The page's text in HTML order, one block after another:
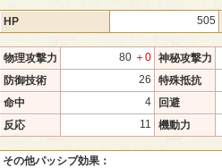
HP 505
物理攻撃力 80 ＋0 神秘攻撃力
防御技術
26 特殊抵抗
命中
4 回避
反応
11 機動力
その他パッシブ効果：